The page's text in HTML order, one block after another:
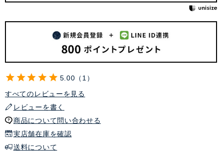
5.00
1
すべてのレビューを見る
レビューを書く
商品について問い合わせる
実店舗在庫を確認
送料について